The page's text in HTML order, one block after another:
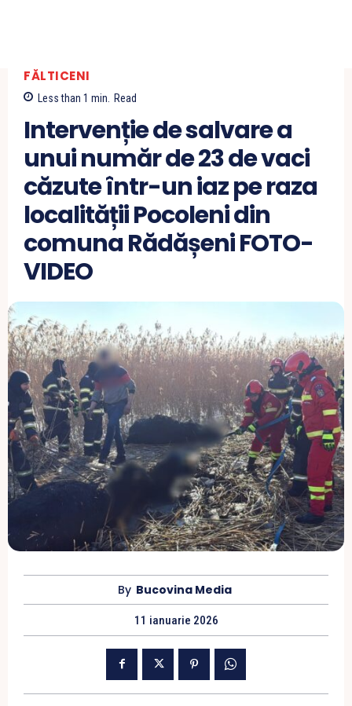
FĂLTICENI
Less than 1 min. Read
Intervenție de salvare a
unui număr de 23 de vaci
căzute într-un iaz pe raza
localității Pocoleni din
comuna Rădășeni FOTO-
VIDEO
By Bucovina Media
11 ianuarie 2026